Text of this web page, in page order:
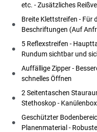
etc. - Zusätzliches
Breite Klettstreifen - Für
Beschriftungen (Auf
5 Reflexstreifen -
Rundum sichtbar und
Auffällige Zipper -
schnelles Öffnen
2 Seitentaschen
Stethoskop -
Geschützter
Planenmaterial -